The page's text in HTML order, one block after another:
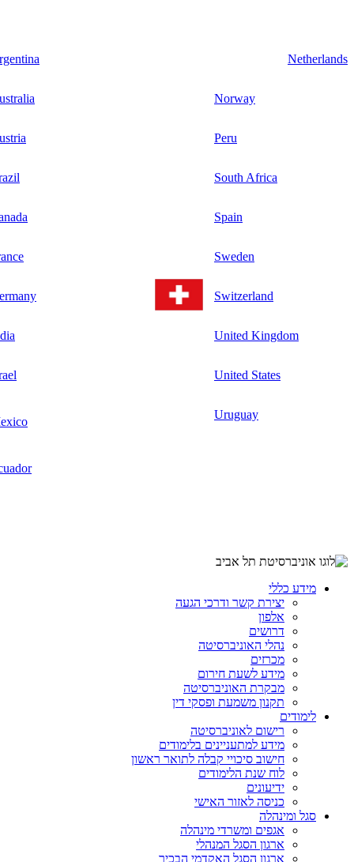
Netherlands
Norway
Peru
South Africa
Spain
Sweden
Switzerland
United Kingdom
United States
Uruguay
מידע כללי
יצירת קשר ודרכי הגעה
אלפון
דרושים
נהלי האוניברסיטה
מכרזים
מידע לשעת חירום
מבקרת האוניברסיטה
תקנון משמעת ופסקי דין
לימודים
רישום לאוניברסיטה
מידע למתעניינים בלימודים
חישוב סיכויי קבלה לתואר ראשון
לוח שנת הלימודים
ידיעונים
כניסה לאזור האישי
סגל ומינהלה
אגפים ומשרדי מינהלה
ארגון הסגל המנהלי
ארגון הסגל האקדמי הבכיר